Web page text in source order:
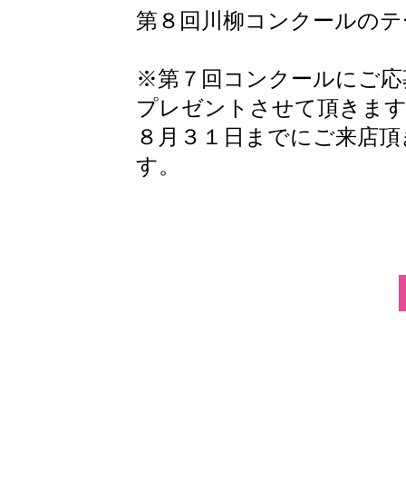
第８回川柳コンクールの
※第７回コンクールにご
プレゼントさせて頂きま
８月３１日までにご来店
す。